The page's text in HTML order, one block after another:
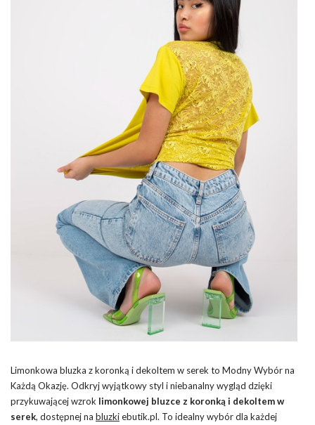
Limonkowa bluzka z koronką i dekoltem w serek to Modny Wybór na
Każdą Okazję. Odkryj wyjątkowy styl i niebanalny wygląd dzięki
przykuwającej wzrok limonkowej bluzce z koronką i dekoltem w
serek, dostępnej na bluzkiebutik.pl. To idealny wybór dla każdej